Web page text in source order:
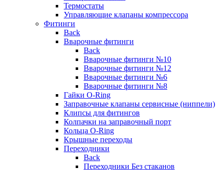
Термостаты
Управляющие клапаны компрессора
Фитинги
Back
Вварочные фитинги
Back
Вварочные фитинги №10
Вварочные фитинги №12
Вварочные фитинги №6
Вварочные фитинги №8
Гайки O-Ring
Заправочные клапаны сервисные (ниппели)
Клипсы для фитингов
Колпачки на заправочный порт
Кольца O-Ring
Крышные переходы
Переходники
Back
Переходники Без стаканов